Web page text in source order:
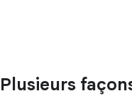
Plusieurs